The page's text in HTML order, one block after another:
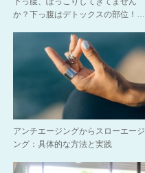
か？下っ腹はデトックスの部位！…
アンチエージングからスローエージ
ング：具体的な方法と実践